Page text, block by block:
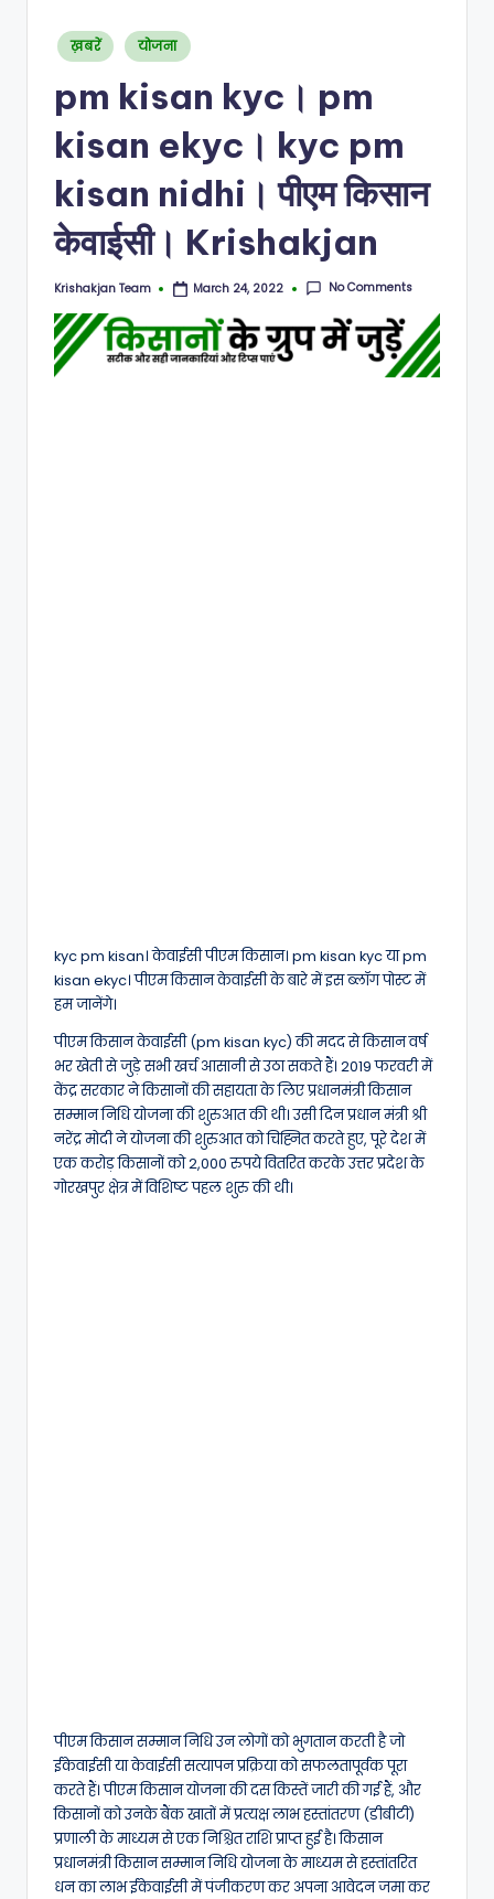
Posted
in
ख़बरें योजना
pm kisan kyc। pm
kisan ekyc। kyc pm
kisan nidhi। पीएम किसान
केवाईसी। Krishakjan
Posted
Krishakjan Team March 24, 2022 No Comments
kyc pm kisan। केवाईसी पीएम किसान। pm kisan kyc या pm
kisan ekyc। पीएम किसान केवाईसी के बारे में इस ब्लॉग पोस्ट में
हम जानेंगे।
पीएम किसान केवाईसी (pm kisan kyc) की मदद से किसान वर्ष
भर खेती से जुड़े सभी खर्च आसानी से उठा सकते हैं। 2019 फरवरी में
केंद्र सरकार ने किसानों की सहायता के लिए प्रधानमंत्री किसान
सम्मान निधि योजना की शुरुआत की थी। उसी दिन प्रधान मंत्री श्री
नरेंद्र मोदी ने योजना की शुरुआत को चिह्नित करते हुए, पूरे देश में
एक करोड़ किसानों को 2,000 रुपये वितरित करके उत्तर प्रदेश के
गोरखपुर क्षेत्र में विशिष्ट पहल शुरु की थी।
पीएम किसान सम्मान निधि उन लोगों को भुगतान करती है जो
ईकेवाईसी या केवाईसी सत्यापन प्रक्रिया को सफलतापूर्वक पूरा
करते हैं। पीएम किसान योजना की दस किस्तें जारी की गई हैं, और
किसानों को उनके बैंक खातों में प्रत्यक्ष लाभ हस्तांतरण (डीबीटी)
प्रणाली के माध्यम से एक निश्चित राशि प्राप्त हुई है। किसान
प्रधानमंत्री किसान सम्मान निधि योजना के माध्यम से हस्तांतरित
धन का लाभ ईकेवाईसी में पंजीकरण कर अपना आवेदन जमा कर